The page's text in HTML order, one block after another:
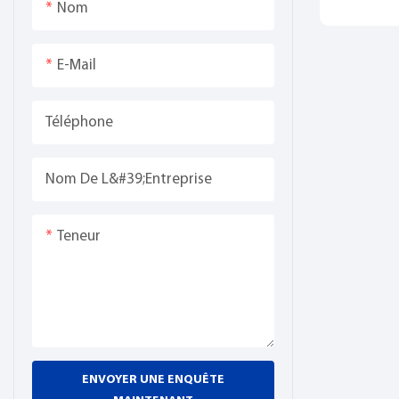
Nom
E-Mail
Téléphone
Nom De L&#39;entreprise
Teneur
ENVOYER UNE ENQUÊTE